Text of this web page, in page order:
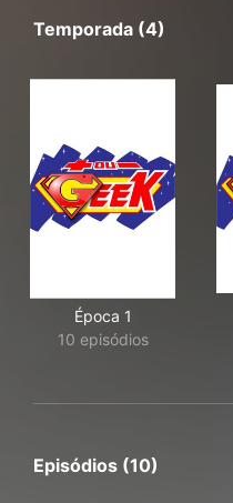
Temporada (4)
Época 1
10 episódios
Episódios (10)